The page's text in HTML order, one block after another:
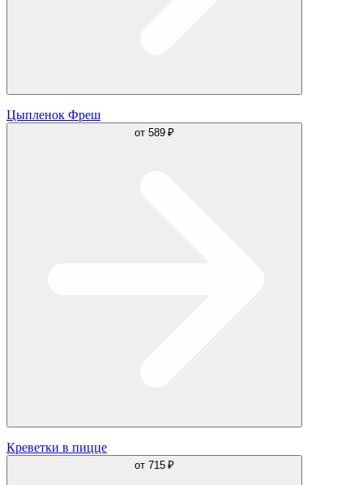
Цыпленок Фреш
от 589 ₽
Креветки в пицце
от 715 ₽